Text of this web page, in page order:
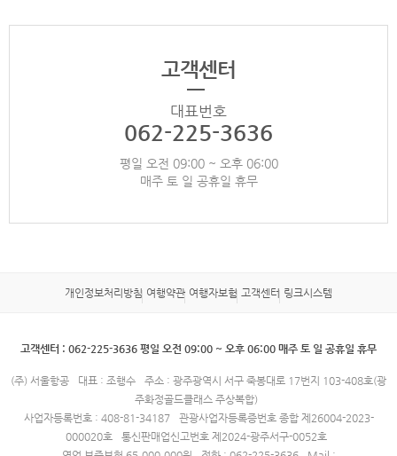
고객센터
대표번호
062-225-3636
평일 오전 09:00 ~ 오후 06:00
매주 토 일 공휴일 휴무
개인정보처리방침 여행약관 여행자보험 고객센터 링크시스템
고객센터 : 062-225-3636 평일 오전 09:00 ~ 오후 06:00 매주 토 일 공휴일 휴무
(주) 서울항공 대표 : 조행수
주소 : 광주광역시 서구 죽봉대로 17번지 103-408호(광
주화정골드클래스 주상복합)
사업자등록번호 : 408-81-34187
관광사업자등록증번호 종합 제26004-2023-
000020호
통신판매업신고번호 제2024-광주서구-0052호